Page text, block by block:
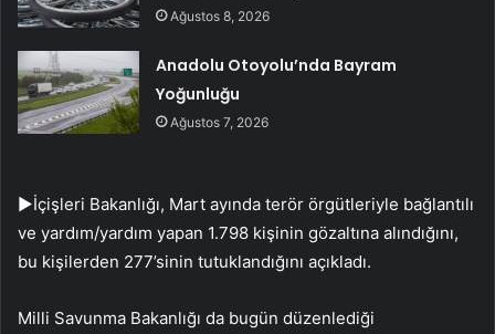
Ağustos 8, 2026
Anadolu Otoyolu’nda Bayram
Yoğunluğu
Ağustos 7, 2026
►İçişleri Bakanlığı, Mart ayında terör örgütleriyle bağlantılı
ve yardım/yardım yapan 1.798 kişinin gözaltına alındığını,
bu kişilerden 277’sinin tutuklandığını açıkladı.
Milli Savunma Bakanlığı da bugün düzenlediği